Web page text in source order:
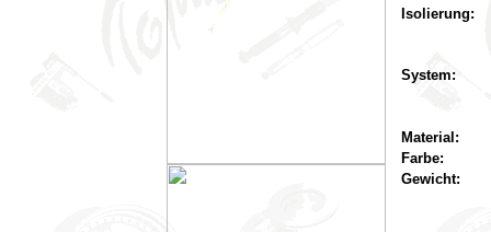
Isolierung:
System:
Material:
Farbe:
Gewicht: